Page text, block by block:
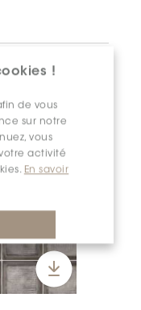
!
de vous
sur notre
vous
activité
En savoir